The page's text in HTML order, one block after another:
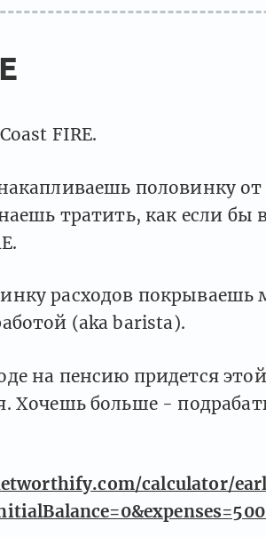
FIRE.
половинку от
тратить, как если бы
расходов покрываешь
(aka barista).
на пенсию придется
Хочешь больше -
calculator/